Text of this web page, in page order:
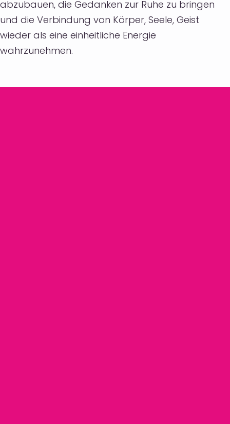
abzubauen, die Gedanken zur Ruhe zu bringen
und die Verbindung von Körper, Seele, Geist
wieder als eine einheitliche Energie
wahrzunehmen.